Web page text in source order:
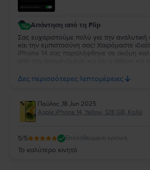
Απάντηση από τη Flip
Σας ευχαριστούμε πολύ για την
και την εμπιστοσύνη σας! Χαιρόμαστε
iPhone 14 σας παραλήφθηκε σε ακόμη
για το δαχτυλίδι της κάμερας, καθώς
η όσο το δυνατόν πιο ακριβής περιγραφή
Δες περισσότερες λεπτομέρειες
Παύλος ,18 Jun 2025
Apple iPhone 14, Yellow, 128 GB, Καλό
5/5 Επαληθευμένη κριτική
Το καλύτερο κινητό